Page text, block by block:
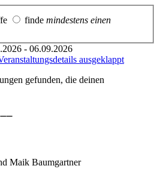
finde mindestens einen
- 06.09.2026
ausgeklappt
gefunden, die deinen
Maik Baumgartner